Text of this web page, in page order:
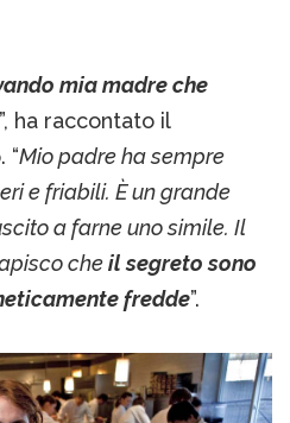
mia madre che
”, ha raccontato il
“Mio padre ha sempre
e friabili. È un grande
a farne uno simile. Il
cheil segreto sono
fredde”.